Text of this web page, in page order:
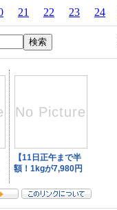
21 22 23 24